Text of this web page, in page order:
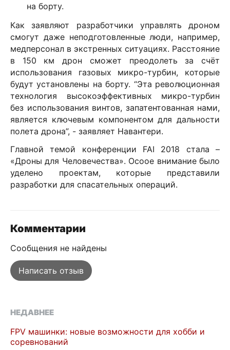
на борту.
Как заявляют разработчики управлять дроном
смогут даже неподготовленные люди, например,
медперсонал в экстренных ситуациях. Расстояние
в 150 км дрон сможет преодолеть за счёт
использования газовых микро-турбин, которые
будут установлены на борту. “Эта революционная
технология высокоэффективных микро-турбин
без использования винтов, запатентованная нами,
является ключевым компонентом для дальности
полета дрона”, - заявляет Навантери.
Главной темой конференции FAI
2018 стала –
«Дроны для Человечества». Осоое внимание было
уделено проектам, которые представили
разработки для спасательных операций.
Комментарии
Сообщения не найдены
Написать отзыв
НЕДАВНЕЕ
FPV машинки: новые возможности для хобби и
соревнований